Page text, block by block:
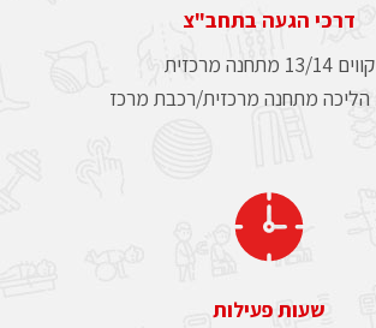
דרכי הגעה בתחב"צ
קווים 13/14 מתחנה מרכזית
שעות פעילות